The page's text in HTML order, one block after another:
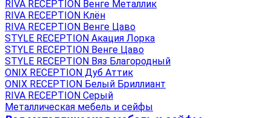
RIVA RECEPTION Венге Металлик
RIVA RECEPTION Клён
RIVA RECEPTION Венге Цаво
STYLE RECEPTION Акация Лорка
STYLE RECEPTION Венге Цаво
STYLE RECEPTION Вяз Благородный
ONIX RECEPTION Дуб Аттик
ONIX RECEPTION Белый Бриллиант
RIVA RECEPTION Серый
Металлическая мебель и сейфы